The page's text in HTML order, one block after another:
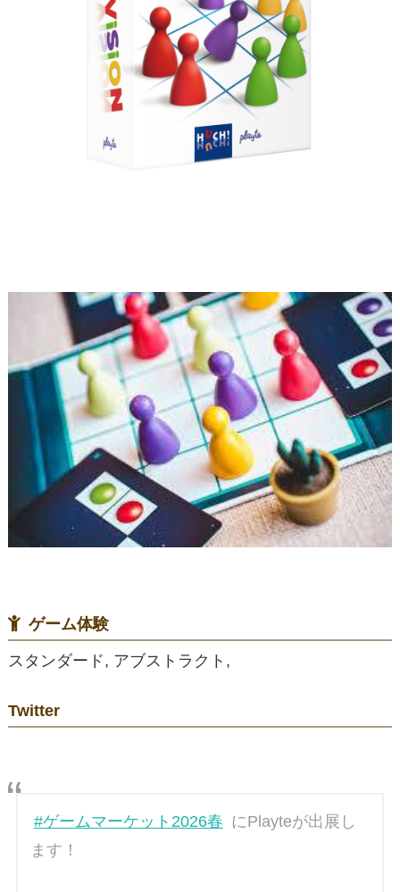
ゲーム体験
スタンダード, アブストラクト,
Twitter
#ゲームマーケット2026春 にPlayteが出展し
ます！